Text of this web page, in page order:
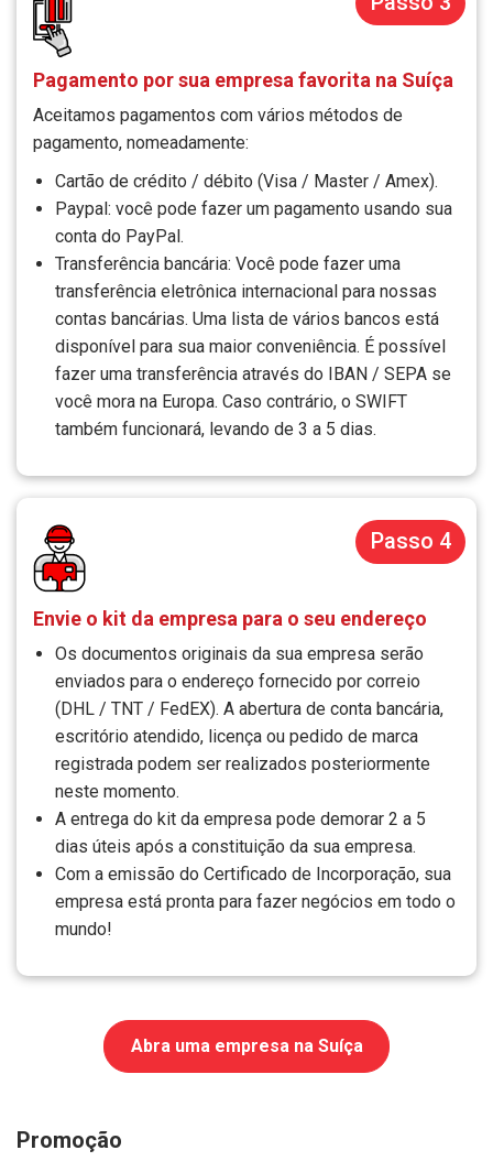
Pagamento por sua empresa favorita na Suíça
Aceitamos pagamentos com vários métodos de
pagamento, nomeadamente:
Cartão de crédito / débito (Visa / Master / Amex).
Paypal: você pode fazer um pagamento usando sua
conta do PayPal.
Transferência bancária: Você pode fazer uma
transferência eletrônica internacional para nossas
contas bancárias. Uma lista de vários bancos está
disponível para sua maior conveniência. É possível
fazer uma transferência através do IBAN / SEPA se
você mora na Europa. Caso contrário, o SWIFT
também funcionará, levando de 3 a 5 dias.
Passo 4
Envie o kit da empresa para o seu endereço
Os documentos originais da sua empresa serão
enviados para o endereço fornecido por correio
(DHL / TNT / FedEX). A abertura de conta bancária,
escritório atendido, licença ou pedido de marca
registrada podem ser realizados posteriormente
neste momento.
A entrega do kit da empresa pode demorar 2 a 5
dias úteis após a constituição da sua empresa.
Com a emissão do Certificado de Incorporação, sua
empresa está pronta para fazer negócios em todo o
mundo!
Abra uma empresa na Suíça
Promoção